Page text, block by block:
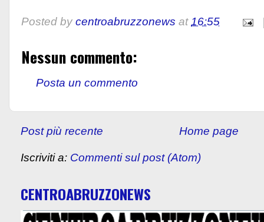
Posted by centroabruzzonews at16:55
Nessun commento:
Posta un commento
Post più recente Home page
Iscriviti a: Commenti sul post (Atom)
CENTROABRUZZONEWS